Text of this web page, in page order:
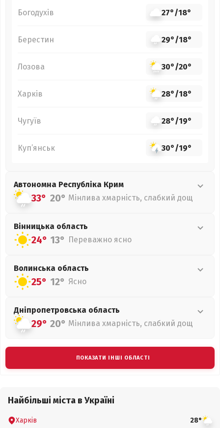
Богодухів 27°/18°
Берестин 29°/18°
Лозова 30°/20°
Харків 28°/18°
Чугуїв 28°/19°
Куп’янськ 30°/19°
Автономна Республіка Крим
33° 20° Мінлива хмарність, слабкий дощ
Вінницька область
24° 13° Переважно ясно
Волинська область
25° 12° Ясно
Дніпропетровська область
29° 20° Мінлива хмарність, слабкий дощ
ПОКАЗАТИ ІНШІ ОБЛАСТІ
Найбільші міста в Україні
Харків 28°